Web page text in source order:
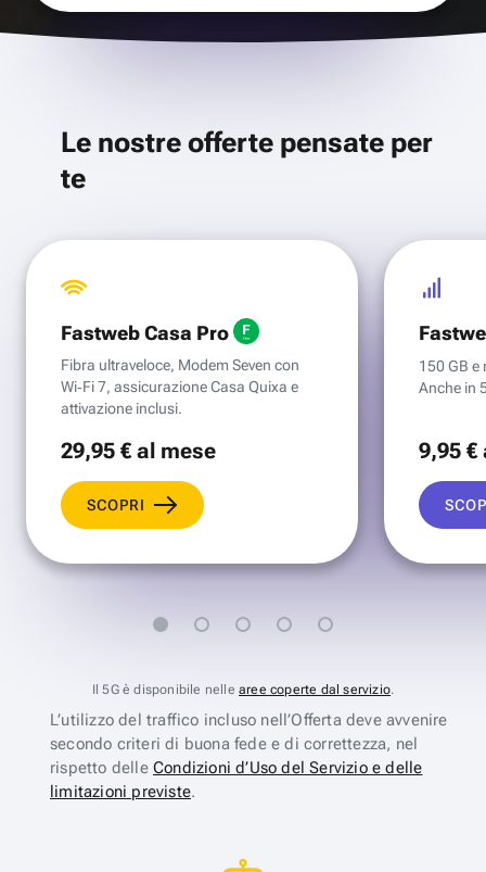
Le nostre offerte pensate per
te
Fastweb Casa Pro
Fibra ultraveloce, Modem Seven con
Wi‑Fi 7, assicurazione Casa Quixa e
attivazione inclusi.
29,95 €al mese
SCOPRI
150 GB e
Anche in
9,95 €
Il 5G è disponibile nelle aree coperte dal servizio.
L’utilizzo del traffico incluso nell’Offerta deve avvenire
secondo criteri di buona fede e di correttezza, nel
rispetto delle Condizioni d’Uso del Servizio e delle
limitazioni previste.